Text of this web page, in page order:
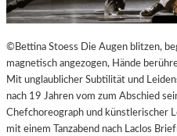
©Bettina Stoess Die Augen blitzen,
magnetisch angezogen, Hände
Mit unglaublicher Subtilität und
nach 19 Jahren vom zum Abschied
Chefchoreograph und künstlerischer
mit einem Tanzabend nach Laclos